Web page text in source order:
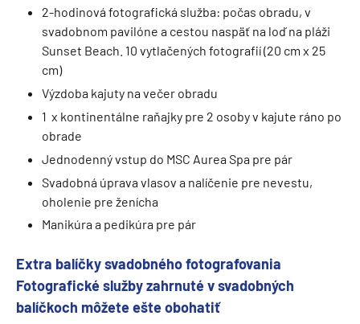
2-hodinová fotografická služba: počas obradu, v
svadobnom pavilóne a cestou naspäť na loď na pláži
Sunset Beach. 10 vytlačených fotografií (20 cm x 25
cm)
Výzdoba kajuty na večer obradu
1 x kontinentálne raňajky pre 2 osoby v kajute ráno po
obrade
Jednodenný vstup do MSC Aurea Spa pre pár
Svadobná úprava vlasov a nalíčenie pre nevestu,
oholenie pre ženícha
Manikúra a pedikúra pre pár
Extra balíčky svadobného fotografovania
Fotografické služby zahrnuté v svadobných
balíčkoch môžete ešte obohatiť